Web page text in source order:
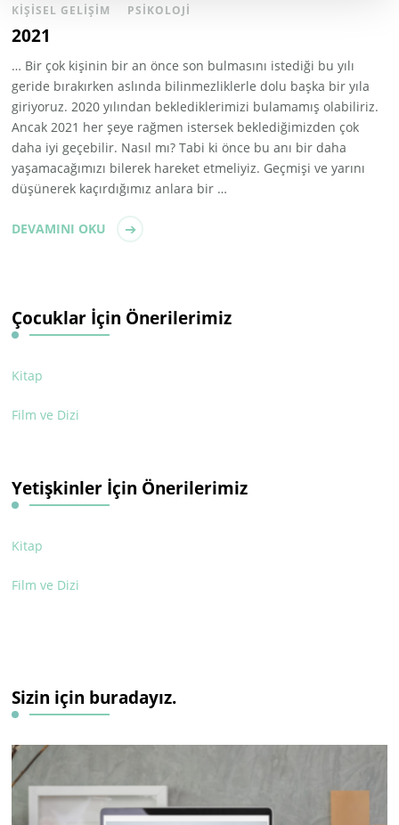
KIŞISEL GELIŞIM PSIKOLOJI
2021
… Bir çok kişinin bir an önce son bulmasını istediği bu yılı
geride bırakırken aslında bilinmezliklerle dolu başka bir yıla
giriyoruz. 2020 yılından beklediklerimizi bulamamış olabiliriz.
Ancak 2021 her şeye rağmen istersek beklediğimizden çok
daha iyi geçebilir. Nasıl mı? Tabi ki önce bu anı bir daha
yaşamacağımızı bilerek hareket etmeliyiz. Geçmişi ve yarını
düşünerek kaçırdığımız anlara bir …
DEVAMINI OKU
Çocuklar İçin Önerilerimiz
Kitap
Film ve Dizi
Yetişkinler İçin Önerilerimiz
Kitap
Film ve Dizi
Sizin için buradayız.